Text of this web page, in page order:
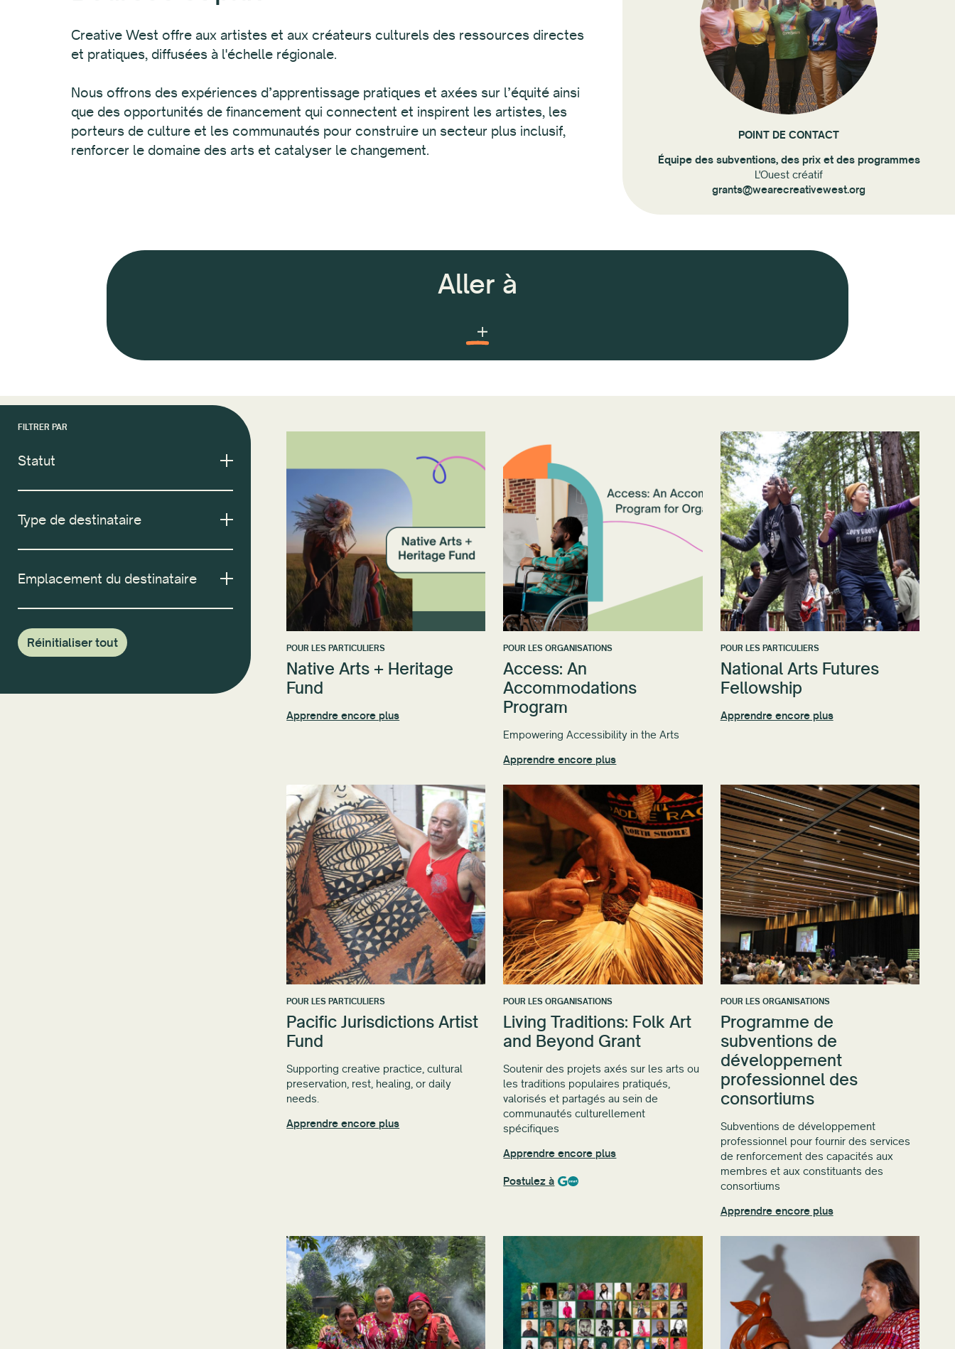
Creative West offre aux artistes et aux créateurs culturels des ressources directes
et pratiques, diffusées à l'échelle régionale.
Nous offrons des expériences d’apprentissage pratiques et axées sur l’équité ainsi
que des opportunités de financement qui connectent et inspirent les artistes, les
porteurs de culture et les communautés pour construire un secteur plus inclusif,
renforcer le domaine des arts et catalyser le changement.
POINT DE CONTACT
Équipe des subventions, des prix et des programmes
L'Ouest créatif
grants@wearecreativewest.org
Aller à
subventions partenaires
FILTRER PAR
Statut
Type de destinataire
Emplacement du destinataire
Réinitialiser tout POUR LES PARTICULIERS
Native Arts + Heritage
Fund
Apprendre encore plus
POUR LES ORGANISATIONS
Access: An
Accommodations
Program
Empowering Accessibility in the Arts
Apprendre encore plus
POUR LES PARTICULIERS
National Arts Futures
Fellowship
Apprendre encore plus
POUR LES PARTICULIERS
Pacific Jurisdictions Artist
Fund
Supporting creative practice, cultural
preservation, rest, healing, or daily
needs.
Apprendre encore plus
POUR LES ORGANISATIONS
Living Traditions: Folk Art
and Beyond Grant
Soutenir des projets axés sur les arts ou
les traditions populaires pratiqués,
valorisés et partagés au sein de
communautés culturellement
spécifiques
Apprendre encore plus
Postulez à
POUR LES ORGANISATIONS
Programme de
subventions de
développement
professionnel des
consortiums
Subventions de développement
professionnel pour fournir des services
de renforcement des capacités aux
membres et aux constituants des
consortiums
Apprendre encore plus